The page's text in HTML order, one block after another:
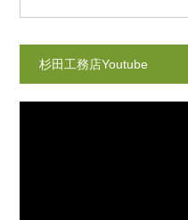
杉田工務店Youtube